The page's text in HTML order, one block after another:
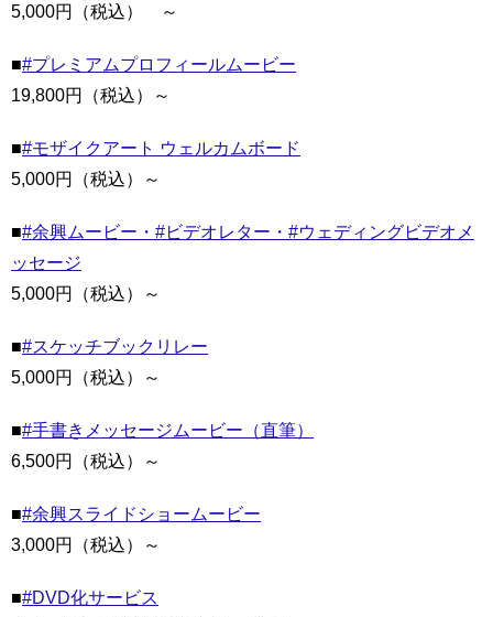
5,000円（税込） ～
■#プレミアムプロフィールムービー
19,800円（税込）～
■#モザイクアート ウェルカムボード
5,000円（税込）～
■#余興ムービー・#ビデオレター・#ウェディングビデオメ
ッセージ
5,000円（税込）～
■#スケッチブックリレー
5,000円（税込）～
■#手書きメッセージムービー（直筆）
6,500円（税込）～
■#余興スライドショームービー
3,000円（税込）～
■#DVD化サービス